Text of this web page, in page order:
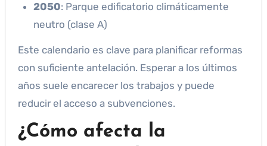
2050: Parque edificatorio climáticamente
neutro (clase A)
Este calendario es clave para planificar reformas
con suficiente antelación. Esperar a los últimos
años suele encarecer los trabajos y puede
reducir el acceso a subvenciones.
¿Cómo afecta la